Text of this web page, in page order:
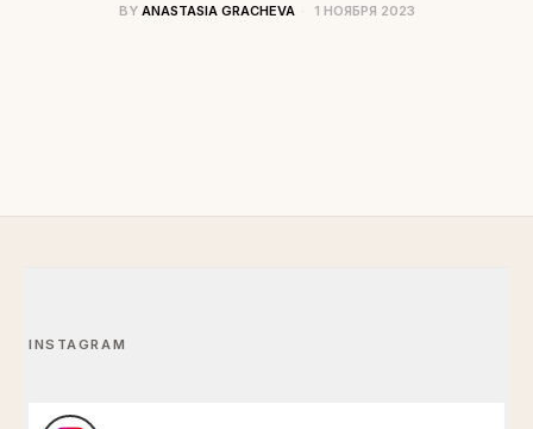
BY ANASTASIA GRACHEVA 1 НОЯБРЯ 2023
INSTAGRAM